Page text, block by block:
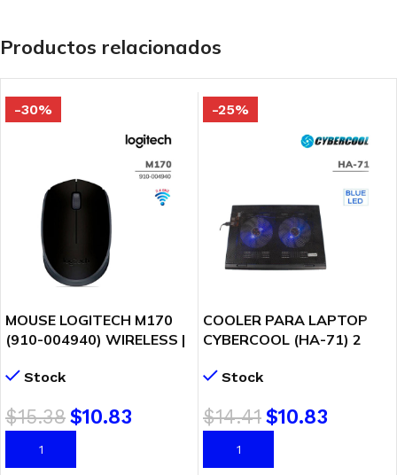
Productos relacionados
-30%
MOUSE LOGITECH M170
(910-004940) WIRELESS |
Stock
$15.38$10.83
AÑADIR AL CARRITO
-25%
COOLER PARA LAPTOP
CYBERCOOL (HA-71) 2
Stock
$14.41$10.83
AÑADIR AL CARRITO